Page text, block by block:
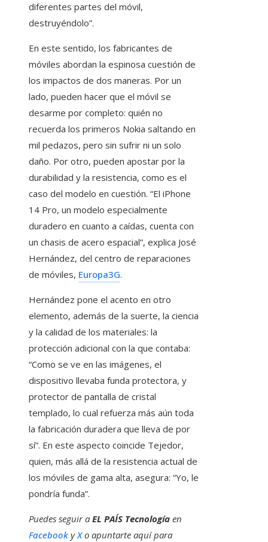
diferentes partes del móvil,
destruyéndolo”.
En este sentido, los fabricantes de
móviles abordan la espinosa cuestión de
los impactos de dos maneras. Por un
lado, pueden hacer que el móvil se
desarme por completo: quién no
recuerda los primeros Nokia saltando en
mil pedazos, pero sin sufrir ni un solo
daño. Por otro, pueden apostar por la
durabilidad y la resistencia, como es el
caso del modelo en cuestión. “El iPhone
14 Pro, un modelo especialmente
duradero en cuanto a caídas, cuenta con
un chasis de acero espacial”, explica José
Hernández, del centro de reparaciones
de móviles, Europa3G.
Hernández pone el acento en otro
elemento, además de la suerte, la ciencia
y la calidad de los materiales: la
protección adicional con la que contaba:
“Como se ve en las imágenes, el
dispositivo llevaba funda protectora, y
protector de pantalla de cristal
templado, lo cual refuerza más aún toda
la fabricación duradera que lleva de por
sí”. En este aspecto coincide Tejedor,
quien, más allá de la resistencia actual de
los móviles de gama alta, asegura: “Yo, le
pondría funda”.
Puedes seguir a EL PAÍS Tecnología en
Facebook yXo apuntarte aquí para